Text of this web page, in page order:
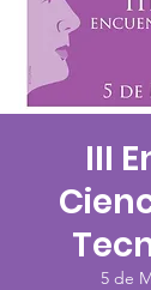
III
5 de